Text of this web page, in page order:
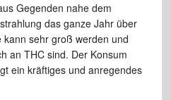
Gegenden nahe dem
das ganze Jahr über
sehr groß werden und
an THC sind. Der Konsum
ein kräftiges und anregendes